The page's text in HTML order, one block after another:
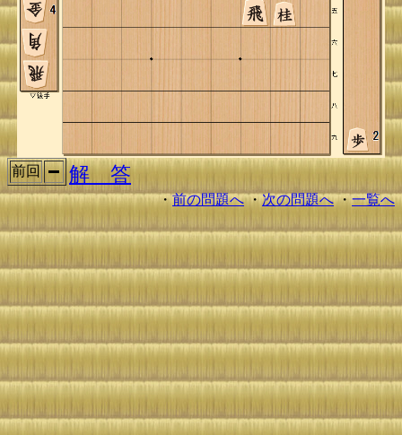
前回 解 答
・前の問題へ・次の問題へ・一覧へ